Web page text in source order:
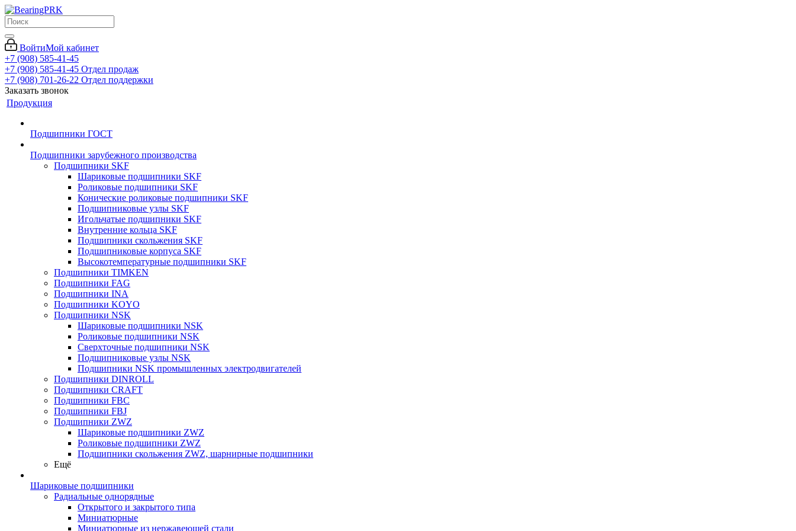
ВойтиМой кабинет
+7 (908) 585-41-45
+7 (908) 585-41-45 Отдел продаж
+7 (908) 701-26-22 Отдел поддержки
Заказать звонок
Продукция
Подшипники ГОСТ
Подшипники зарубежного производства
Подшипники SKF
Шариковые подшипники SKF
Роликовые подшипники SKF
Конические роликовые подшипники SKF
Подшипниковые узлы SKF
Игольчатые подшипники SKF
Внутренние кольца SKF
Подшипники скольжения SKF
Подшипниковые корпуса SKF
Высокотемпературные подшипники SKF
Подшипники TIMKEN
Подшипники FAG
Подшипники INA
Подшипники KOYO
Подшипники NSK
Шариковые подшипники NSK
Роликовые подшипники NSK
Сверхточные подшипники NSK
Подшипниковые узлы NSK
Подшипники NSK промышленных электродвигателей
Подшипники DINROLL
Подшипники CRAFT
Подшипники FBC
Подшипники FBJ
Подшипники ZWZ
Шариковые подшипники ZWZ
Роликовые подшипники ZWZ
Подшипники скольжения ZWZ, шарнирные подшипники
Ещё
Шариковые подшипники
Радиальные однорядные
Открытого и закрытого типа
Миниатюрные
Миниатюрные из нержавеющей стали